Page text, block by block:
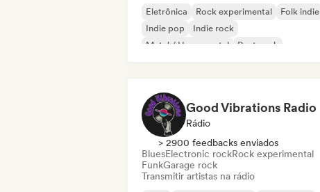
Eletrônica Rock experimental
Folk indie
Indie pop
Indie rock
Metal / Heavy metal
Post punk
Good Vibrations Radio
Rádio
> 2900 feedbacks enviados
BluesElectronic rockRock experimental
FunkGarage rock
Transmitir artistas na rádio